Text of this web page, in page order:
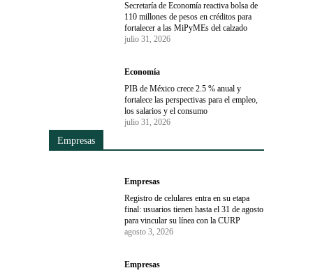
Secretaría de Economía reactiva bolsa de
110 millones de pesos en créditos para
fortalecer a las MiPyMEs del calzado
julio 31, 2026
Economía
PIB de México crece 2.5 % anual y
fortalece las perspectivas para el empleo,
los salarios y el consumo
julio 31, 2026
Empresas
Empresas
Registro de celulares entra en su etapa
final: usuarios tienen hasta el 31 de agosto
para vincular su línea con la CURP
agosto 3, 2026
Empresas